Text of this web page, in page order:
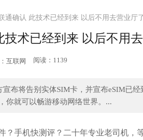
通确认 此技术已经到来 以后不用去营业厅
技术已经到来 以后不用
互联网 阅读：1139
宣布将告别实体SIM卡，并宣布eSIM已
你就可以畅游移动网络世界。...
？手机快测评？二十年专业老司机，